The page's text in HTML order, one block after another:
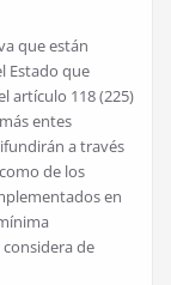
que están
Estado que
artículo 118 (225)
entes
a través
de los
en
considera de